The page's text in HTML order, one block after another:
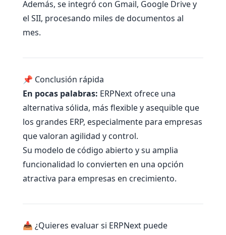
Además, se integró con Gmail, Google Drive y
el SII, procesando miles de documentos al
mes.
📌 Conclusión rápida
En pocas palabras: ERPNext ofrece una
alternativa sólida, más flexible y asequible que
los grandes ERP, especialmente para empresas
que valoran agilidad y control.
Su modelo de código abierto y su amplia
funcionalidad lo convierten en una opción
atractiva para empresas en crecimiento.
📥 ¿Quieres evaluar si ERPNext puede